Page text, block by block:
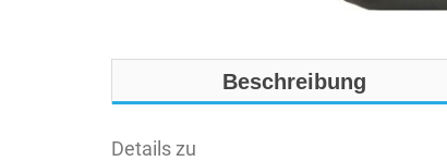
Beschreibung
Details zu